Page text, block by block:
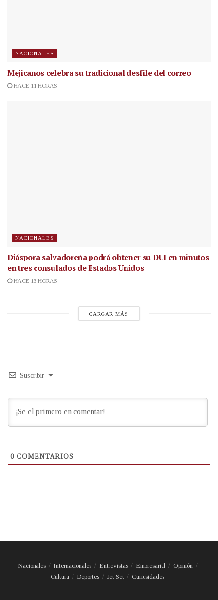
NACIONALES
Mejicanos celebra su tradicional desfile del correo
HACE 11 HORAS
NACIONALES
Diáspora salvadoreña podrá obtener su DUI en minutos
en tres consulados de Estados Unidos
HACE 13 HORAS
CARGAR MÁS
Suscribir
0 COMENTARIOS
Nacionales Internacionales Entrevistas Empresarial
Opinión
Cultura
Deportes Jet Set Curiosidades